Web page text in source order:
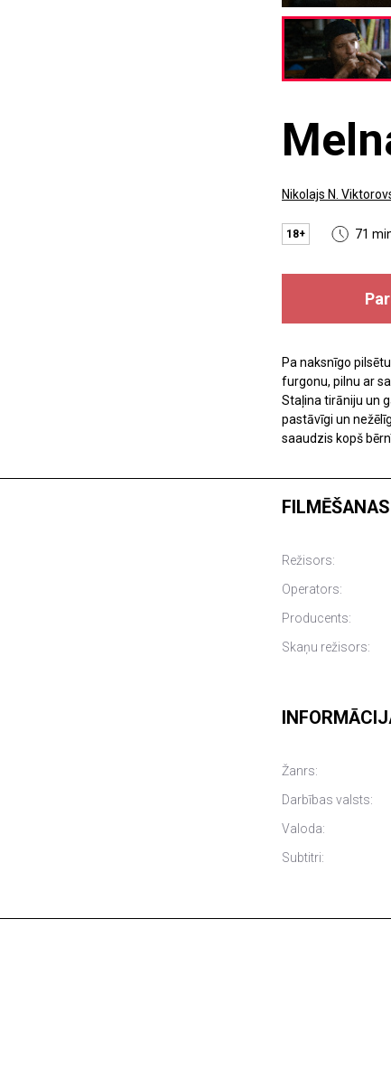
Nikolajs N.
18+ 71
Pa naksnīgo
furgonu, pilnu ar
Staļina tirāniju un
pastāvīgi un
saaudzis kopš
Režisors:
Operators:
Producents:
Skaņu režisors:
Žanrs:
Darbības valsts:
Valoda:
Subtitri: